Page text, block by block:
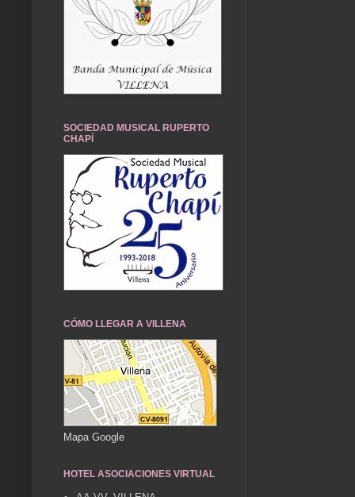
SOCIEDAD MUSICAL RUPERTO
CHAPÍ
CÓMO LLEGAR A VILLENA
Mapa Google
HOTEL ASOCIACIONES VIRTUAL